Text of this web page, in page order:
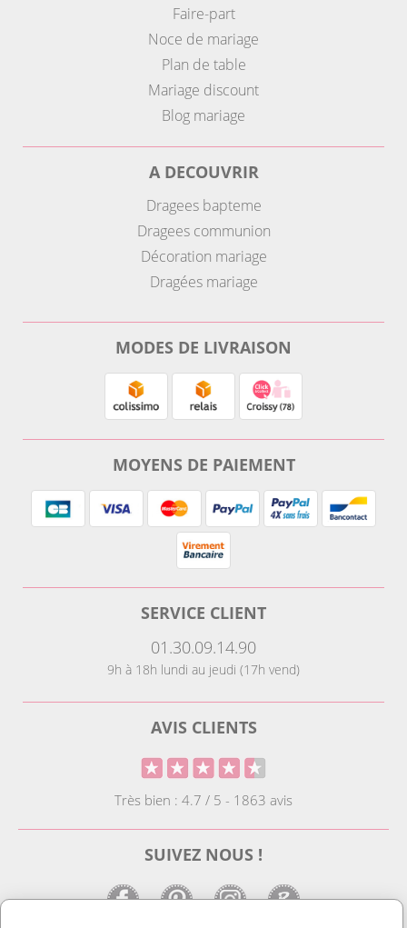
Faire-part
Noce de mariage
Plan de table
Mariage discount
Blog mariage
A DECOUVRIR
Dragees bapteme
Dragees communion
Décoration mariage
Dragées mariage
MODES DE LIVRAISON
MOYENS DE PAIEMENT
SERVICE CLIENT
01.30.09.14.90
9h à 18h lundi au jeudi (17h vend)
AVIS CLIENTS
Très bien : 4.7 / 5 - 1863 avis
SUIVEZ NOUS !